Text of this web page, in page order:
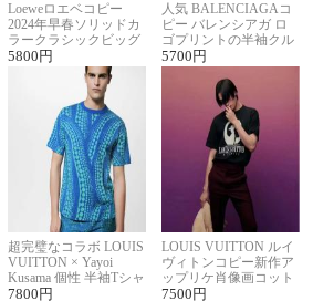
Loeweロエベコピー
2024年早春ソリッドカ
ラークラシックビッグ
ロゴ刺繍Tシャツ
5800 円
人気 BALENCIAGAコ
ピー バレンシアガ ロ
ゴプリントの半袖クル
ーネックTシャツ
5700 円
超完璧なコラボ LOUIS
VUITTON × Yayoi
Kusama 個性 半袖Tシャ
ツコピー男女兼用
7800 円
LOUIS VUITTON ルイ
ヴィトンコピー新作ア
ップリケ肖像画コット
ンニット半袖Tシャツ
7500 円